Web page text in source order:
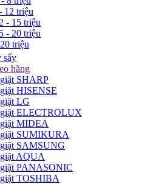
12 triệu
- 15 triệu
- 20 triệu
triệu
sấy
hãng
SHARP
HISENSE
LG
ELECTROLUX
MIDEA
SUMIKURA
SAMSUNG
AQUA
PANASONIC
TOSHIBA